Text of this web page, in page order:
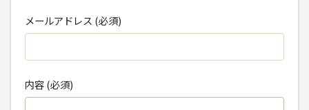
メールアドレス (必須)
内容 (必須)